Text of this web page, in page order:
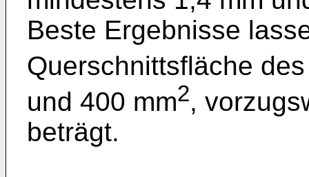
Beste Ergebnisse
Querschnittsfläche
und 400 mm2,
beträgt.